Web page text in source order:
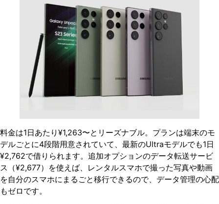
料金は1日あたり¥1,263〜とリーズナブル。プランは端末のモ
デルごとに4段階用意されていて、最新のUltraモデルでも1日
¥2,762で借りられます。追加オプションのデータ転送サービ
ス（¥2,677）を使えば、レンタルスマホで撮った写真や動画
を自分のスマホにまるごと移行できるので、データ管理の心配
もゼロです。